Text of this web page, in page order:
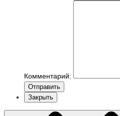
Комментарий:
Отправить
Закрыть